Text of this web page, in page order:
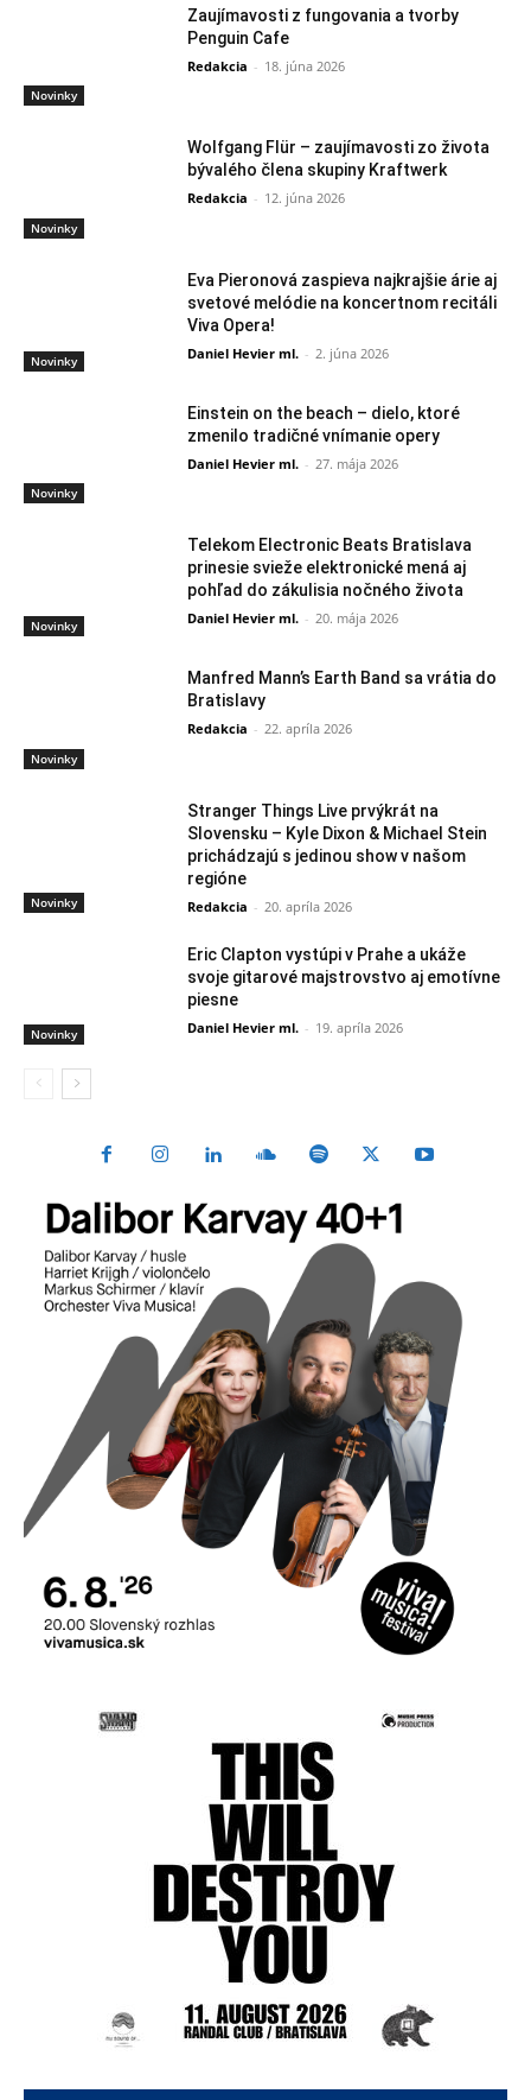
Novinky
Zaujímavosti z fungovania a tvorby
Penguin Cafe
Redakcia - 18. júna 2026
Novinky
Wolfgang Flür – zaujímavosti zo života
bývalého člena skupiny Kraftwerk
Redakcia - 12. júna 2026
Novinky
Eva Pieronová zaspieva najkrajšie árie aj
svetové melódie na koncertnom recitáli
Viva Opera!
Daniel Hevier ml. - 2. júna 2026
Novinky
Einstein on the beach – dielo, ktoré
zmenilo tradičné vnímanie opery
Daniel Hevier ml. - 27. mája 2026
Novinky
Telekom Electronic Beats Bratislava
prinesie svieže elektronické mená aj
pohľad do zákulisia nočného života
Daniel Hevier ml. - 20. mája 2026
Novinky
Manfred Mann’s Earth Band sa vrátia do
Bratislavy
Redakcia - 22. apríla 2026
Novinky
Stranger Things Live prvýkrát na
Slovensku – Kyle Dixon & Michael Stein
prichádzajú s jedinou show v našom
regióne
Redakcia - 20. apríla 2026
Novinky
Eric Clapton vystúpi v Prahe a ukáže
svoje gitarové majstrovstvo aj emotívne
piesne
Daniel Hevier ml. - 19. apríla 2026